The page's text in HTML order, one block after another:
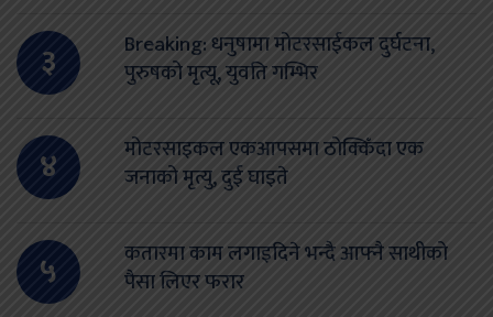
३
Breaking: धनुषामा मोटरसाईकल दुर्घटना,
पुरुषको मृत्यू, युवति गम्भिर
४
मोटरसाइकल एकआपसमा ठोक्किँदा एक
जनाको मृत्यु, दुई घाइते
५
कतारमा काम लगाइदिने भन्दै आफ्नै साथीको
पैसा लिएर फरार